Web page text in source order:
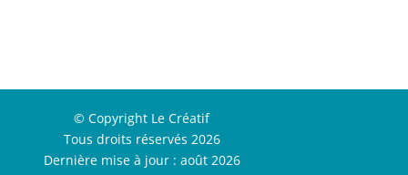
© Copyright Le Créatif
Tous droits réservés 2026
Dernière mise à jour : août 2026